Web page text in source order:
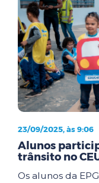
23/09/2025, às 9:06
Alunos
trânsito no
Os alunos da